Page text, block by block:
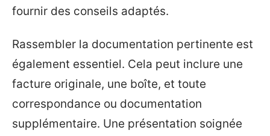
fournir des conseils adaptés.
Rassembler la documentation pertinente est
également essentiel. Cela peut inclure une
facture originale, une boîte, et toute
correspondance ou documentation
supplémentaire. Une présentation soignée